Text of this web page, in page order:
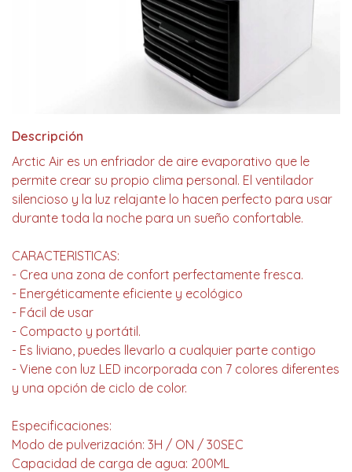
Descripción
Arctic Air es un enfriador de aire evaporativo que le
permite crear su propio clima personal. El ventilador
silencioso y la luz relajante lo hacen perfecto para usar
durante toda la noche para un sueño confortable.
CARACTERISTICAS:
- Crea una zona de confort perfectamente fresca.
- Energéticamente eficiente y ecológico
- Fácil de usar
- Compacto y portátil.
- Es liviano, puedes llevarlo a cualquier parte contigo
- Viene con luz LED incorporada con 7 colores diferentes
y una opción de ciclo de color.
Especificaciones:
Modo de pulverización: 3H / ON / 30SEC
Capacidad de carga de agua: 200ML